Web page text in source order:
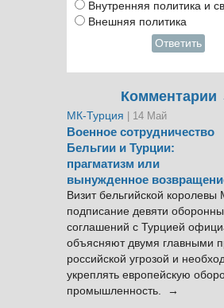
Внутренняя политика и
Внешняя политика
Ответить
Комментарии
МК-Турция | 14 Май
Военное сотрудничество
Бельгии и Турции:
прагматизм или
вынужденное
Визит бельгийской
подписание девяти
соглашений с Турцией
объясняют двумя главными
российской угрозой и
укреплять европейскую
промышленность. →